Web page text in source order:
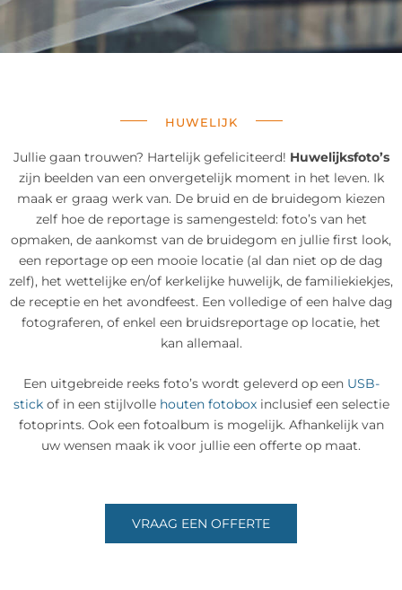
HUWELIJK
Jullie gaan trouwen? Hartelijk gefeliciteerd! Huwelijksfoto’s
zijn beelden van een onvergetelijk moment in het leven. Ik
maak er graag werk van. De bruid en de bruidegom kiezen
zelf hoe de reportage is samengesteld: foto’s van het
opmaken, de aankomst van de bruidegom en jullie first look,
een reportage op een mooie locatie (al dan niet op de dag
zelf), het wettelijke en/of kerkelijke huwelijk, de familiekiekjes,
de receptie en het avondfeest. Een volledige of een halve dag
fotograferen, of enkel een bruidsreportage op locatie, het
kan allemaal.
Een uitgebreide reeks foto’s wordt geleverd op een USB-
stickof in een stijlvolle houten fotoboxinclusief een selectie
fotoprints. Ook een fotoalbum is mogelijk. Afhankelijk van
uw wensen maak ik voor jullie een offerte op maat.
VRAAG EEN OFFERTE